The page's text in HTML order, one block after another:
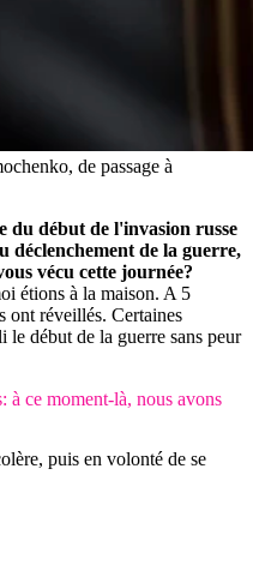
de passage à
du début de l'invasion russe
de la guerre,
vécu cette journée?
étions à la maison. A 5
ont réveillés. Certaines
le début de la guerre sans peur
à ce moment-là, nous avons
puis en volonté de se